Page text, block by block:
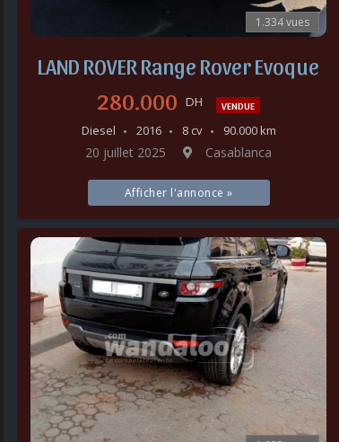
1.334 vues
LAND ROVER Range Rover Evoque
280.000 DH VENDUE
Diesel 2016 8 cv 90.000 km
20 juillet 2025 Casablanca
Afficher l'annonce »